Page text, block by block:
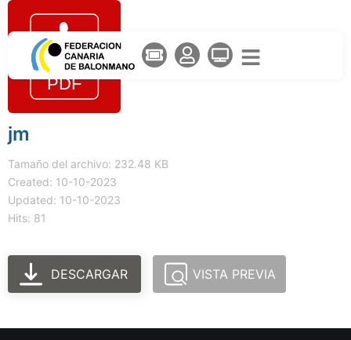
jm
Tamaño del archivo: 232.48 KB
Created: 10-10-2023
Updated: 10-10-2023
Hits: 81
DESCARGAR VISTA PREVIA